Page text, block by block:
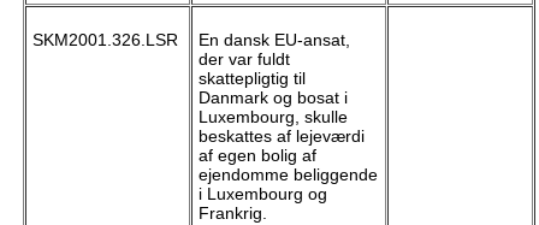
SKM2001.326.LSR
En dansk EU-ansat,
der var fuldt
skattepligtig til
Danmark og bosat i
Luxembourg, skulle
beskattes af lejeværdi
af egen bolig af
ejendomme beliggende
i Luxembourg og
Frankrig.